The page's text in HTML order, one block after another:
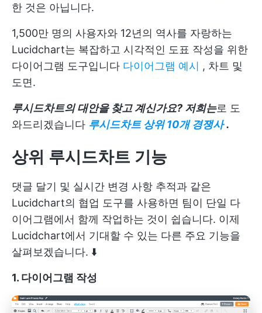
한 것은 아닙니다.
1,500만 명의 사용자와 12년의 역사를 자랑하는
Lucidchart는 복잡하고 시각적인 도표 작성을 위한
다이어그램 도구입니다 다이어그램 예시 , 차트 및
도면.
루시드차트의 대안을 찾고 계신가요? 저희는로 도
와드리겠습니다 루시드차트 상위 10개 경쟁사 .
상위 루시드차트 기능
댓글 달기 및 실시간 변경 사항 추적과 같은
Lucidchart의 협업 도구를 사용하면 팀이 단일 다
이어그램에서 함께 작업하는 것이 쉽습니다. 이제
Lucidchart에서 기대할 수 있는 다른 주요 기능을
살펴보겠습니다. ⬇️
1. 다이어그램 작성